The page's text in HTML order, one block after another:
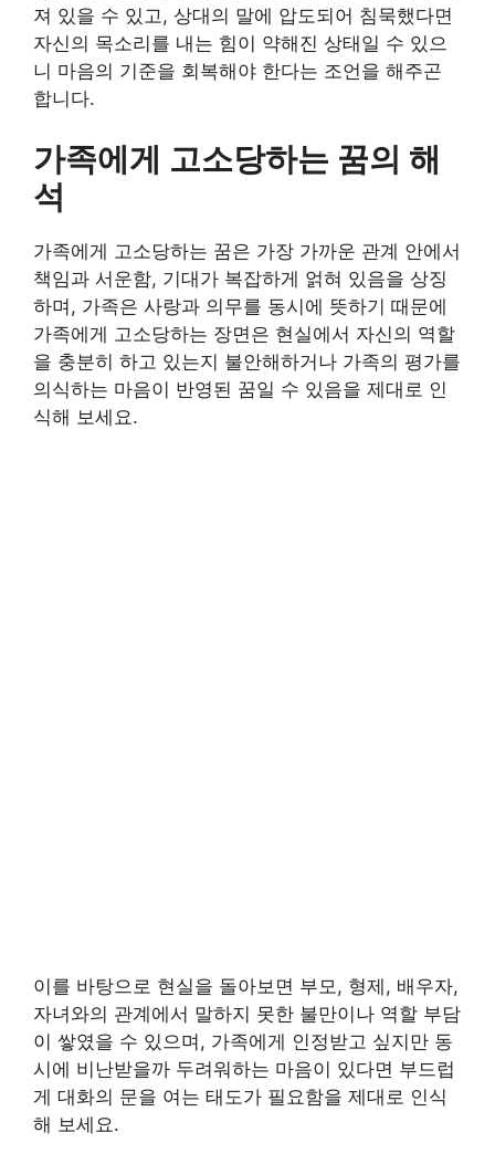
져 있을 수 있고, 상대의 말에 압도되어 침묵했다면
자신의 목소리를 내는 힘이 약해진 상태일 수 있으
니 마음의 기준을 회복해야 한다는 조언을 해주곤
합니다.
가족에게 고소당하는 꿈의 해
석
가족에게 고소당하는 꿈은 가장 가까운 관계 안에서
책임과 서운함, 기대가 복잡하게 얽혀 있음을 상징
하며, 가족은 사랑과 의무를 동시에 뜻하기 때문에
가족에게 고소당하는 장면은 현실에서 자신의 역할
을 충분히 하고 있는지 불안해하거나 가족의 평가를
의식하는 마음이 반영된 꿈일 수 있음을 제대로 인
식해 보세요.
이를 바탕으로 현실을 돌아보면 부모, 형제, 배우자,
자녀와의 관계에서 말하지 못한 불만이나 역할 부담
이 쌓였을 수 있으며, 가족에게 인정받고 싶지만 동
시에 비난받을까 두려워하는 마음이 있다면 부드럽
게 대화의 문을 여는 태도가 필요함을 제대로 인식
해 보세요.